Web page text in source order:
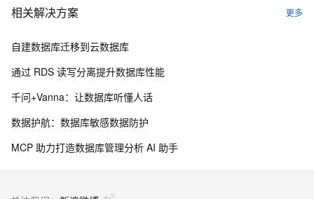
相关解决方案 更多
自建数据库迁移到云数据库
通过 RDS 读写分离提升数据库性能
千问+Vanna：让数据库听懂人话
数据护航：数据库敏感数据防护
MCP 助力打造数据库管理分析 AI 助手